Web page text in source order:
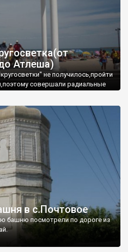
Атлеша)
не получилось,пройти
совершали радиальные
в с.Почтовое
башню посмотрели по дороге из